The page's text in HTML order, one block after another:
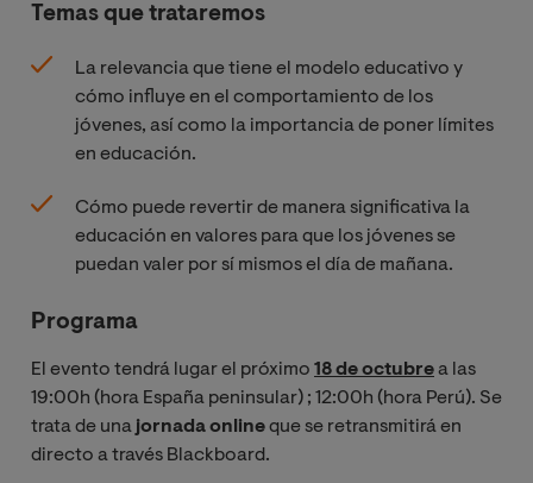
Temas que trataremos
La relevancia que tiene el modelo educativo y
cómo influye en el comportamiento de los
jóvenes, así como la importancia de poner límites
en educación.
Cómo puede revertir de manera significativa la
educación en valores para que los jóvenes se
puedan valer por sí mismos el día de mañana.
Programa
El evento tendrá lugar el próximo 18 de octubrea las
19:00h (hora España peninsular) ; 12:00h (hora Perú). Se
trata de una jornada onlineque se retransmitirá en
directo a través Blackboard.